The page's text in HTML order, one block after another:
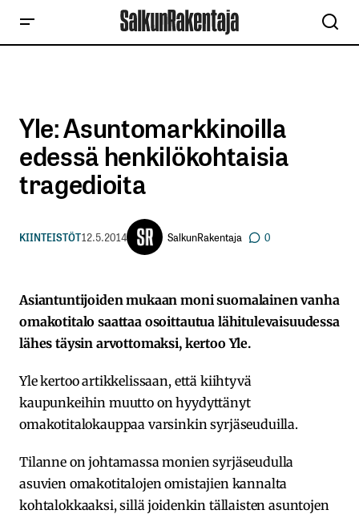
Yle: Asuntomarkkinoilla
edessä henkilökohtaisia
tragedioita
KIINTEISTÖT12.5.2014 SalkunRakentaja 0
Asiantuntijoiden mukaan moni suomalainen vanha
omakotitalo saattaa osoittautua lähitulevaisuudessa
lähes täysin arvottomaksi, kertoo Yle.
Yle kertoo artikkelissaan, että kiihtyvä
kaupunkeihin muutto on hyydyttänyt
omakotitalokauppaa varsinkin syrjäseuduilla.
Tilanne on johtamassa monien syrjäseudulla
asuvien omakotitalojen omistajien kannalta
kohtalokkaaksi, sillä joidenkin tällaisten asuntojen